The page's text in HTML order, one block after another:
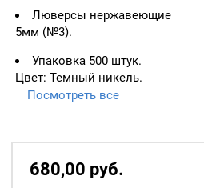
Люверсы нержавеющие
5мм (№3).
Упаковка 500 штук.
Цвет: Темный никель.
ВАЖНО:
ПО ВНУТРЕННЕМУ
Посмотреть все
680,00 руб.